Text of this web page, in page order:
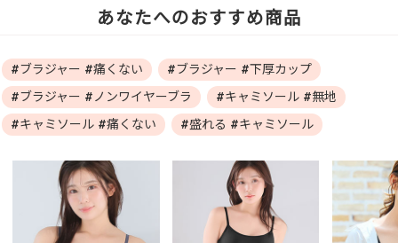
あなたへのおすすめ商品
#ブラジャー #痛くない
#ブラジャー #下厚カップ
#ブラジャー #ノンワイヤーブラ
#キャミソール #無地
#キャミソール #痛くない
#盛れる #キャミソール